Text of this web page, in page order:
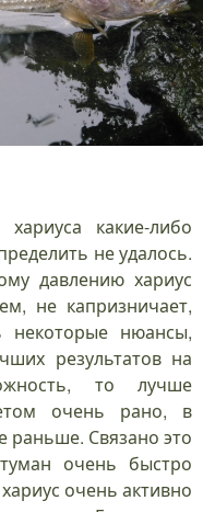
какие-либо
не удалось.
давлению хариус
не капризничает,
некоторые нюансы,
результатов на
то лучше
очень рано, в
раньше. Связано это
очень быстро
очень активно